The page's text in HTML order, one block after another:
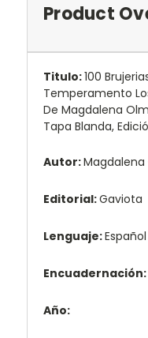
Product
Titulo:100
Temperamento
De Magdalena
Tapa Blanda,
Autor:
Editorial:Gaviota
Lenguaje:Español
Encuadernación:
Año: